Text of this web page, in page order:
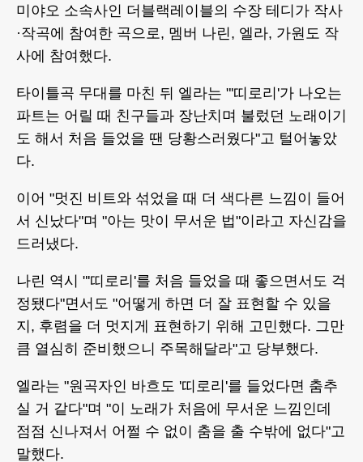
미야오 소속사인 더블랙레이블의 수장 테디가 작사
·작곡에 참여한 곡으로, 멤버 나린, 엘라, 가원도 작
사에 참여했다.
타이틀곡 무대를 마친 뒤 엘라는 "'띠로리'가 나오는
파트는 어릴 때 친구들과 장난치며 불렀던 노래이기
도 해서 처음 들었을 땐 당황스러웠다"고 털어놓았
다.
이어 "멋진 비트와 섞었을 때 더 색다른 느낌이 들어
서 신났다"며 "아는 맛이 무서운 법"이라고 자신감을
드러냈다.
나린 역시 "'띠로리'를 처음 들었을 때 좋으면서도 걱
정됐다"면서도 "어떻게 하면 더 잘 표현할 수 있을
지, 후렴을 더 멋지게 표현하기 위해 고민했다. 그만
큼 열심히 준비했으니 주목해달라"고 당부했다.
엘라는 "원곡자인 바흐도 '띠로리'를 들었다면 춤추
실 거 같다"며 "이 노래가 처음에 무서운 느낌인데
점점 신나져서 어쩔 수 없이 춤을 출 수밖에 없다"고
말했다.